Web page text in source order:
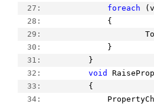
  27:
foreach
  28:
            {
  29:
  30:
            }
  31:
        }
  32:
void
  33:
        {
  34: